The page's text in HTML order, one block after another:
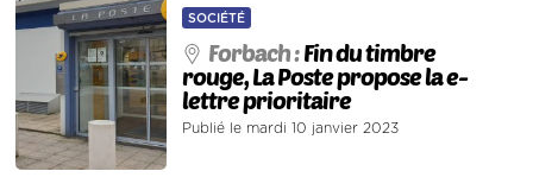
SOCIÉTÉ
Forbach :Fin du timbre
rouge, La Poste propose la e-
lettre prioritaire
Publié le mardi 10 janvier 2023